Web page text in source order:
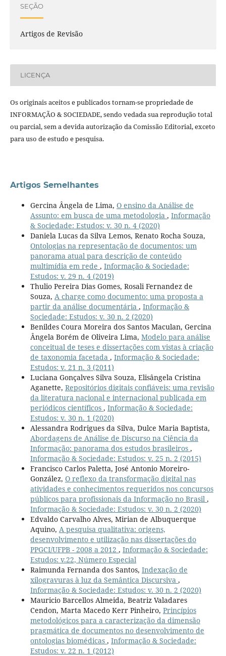
SEÇÃO
Artigos de Revisão
LICENÇA
Os originais aceitos e publicados tornam-se propriedade de
INFORMAÇÃO & SOCIEDADE, sendo vedada sua reprodução total
ou parcial, sem a devida autorização da Comissão Editorial, exceto
para uso de estudo e pesquisa.
Artigos Semelhantes
Gercina Ângela de Lima, O ensino da Análise de
Assunto: em busca de uma metodologia , Informação
& Sociedade: Estudos: v. 30 n. 4 (2020)
Daniela Lucas da Silva Lemos, Renato Rocha Souza,
Ontologias na representação de documentos: um
panorama atual para descrição de conteúdo
multimídia em rede , Informação & Sociedade:
Estudos: v. 29 n. 4 (2019)
Thulio Pereira Dias Gomes, Rosali Fernandez de
Souza, A charge como documento: uma proposta a
partir da análise documentária , Informação &
Sociedade: Estudos: v. 30 n. 2 (2020)
Benildes Coura Moreira dos Santos Maculan, Gercina
Ângela Borém de Oliveira Lima, Modelo para análise
conceitual de teses e dissertações com vistas à criação
de taxonomia facetada , Informação & Sociedade:
Estudos: v. 21 n. 3 (2011)
Luciana Gonçalves Silva Souza, Elisângela Cristina
Aganette, Repositórios digitais confiáveis: uma revisão
da literatura nacional e internacional publicada em
periódicos científicos , Informação & Sociedade:
Estudos: v. 30 n. 1 (2020)
Alessandra Rodrigues da Silva, Dulce Maria Baptista,
Abordagens de Análise de Discurso na Ciência da
Informação: panorama dos estudos brasileiros ,
Informação & Sociedade: Estudos: v. 25 n. 2 (2015)
Francisco Carlos Paletta, José Antonio Moreiro-
González, O reflexo da transformação digital nas
atividades e conhecimentos requeridos nos concursos
públicos para profissionais da Informação no Brasil ,
Informação & Sociedade: Estudos: v. 30 n. 2 (2020)
Edvaldo Carvalho Alves, Mirian de Albuquerque
Aquino, A pesquisa qualitativa: origens,
desenvolvimento e utilização nas dissertações do
PPGCI/UFPB - 2008 a 2012 , Informação & Sociedade:
Estudos: v.22, Número Especial
Raimunda Fernanda dos Santos, Indexação de
xilogravuras à luz da Semântica Discursiva ,
Informação & Sociedade: Estudos: v. 30 n. 2 (2020)
Mauricio Barcellos Almeida, Beatriz Valadares
Cendon, Marta Macedo Kerr Pinheiro, Princípios
metodológicos para a caracterização da dimensão
pragmática de documentos no desenvolvimento de
ontologias biomédicas , Informação & Sociedade:
Estudos: v. 22 n. 1 (2012)